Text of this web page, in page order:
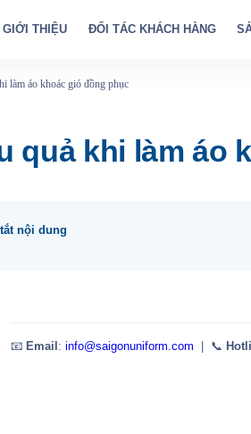
GIỚI THIỆU ĐỐI TÁC KHÁCH HÀNG
làm áo khoác gió đồng phục
quả khi làm áo
nội dung
📧 Email : info@saigonuniform.com | 📞